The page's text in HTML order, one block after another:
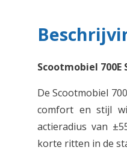
Scootmobiel
De Scootmobiel
comfort en stijl
actieradius van
korte ritten in de